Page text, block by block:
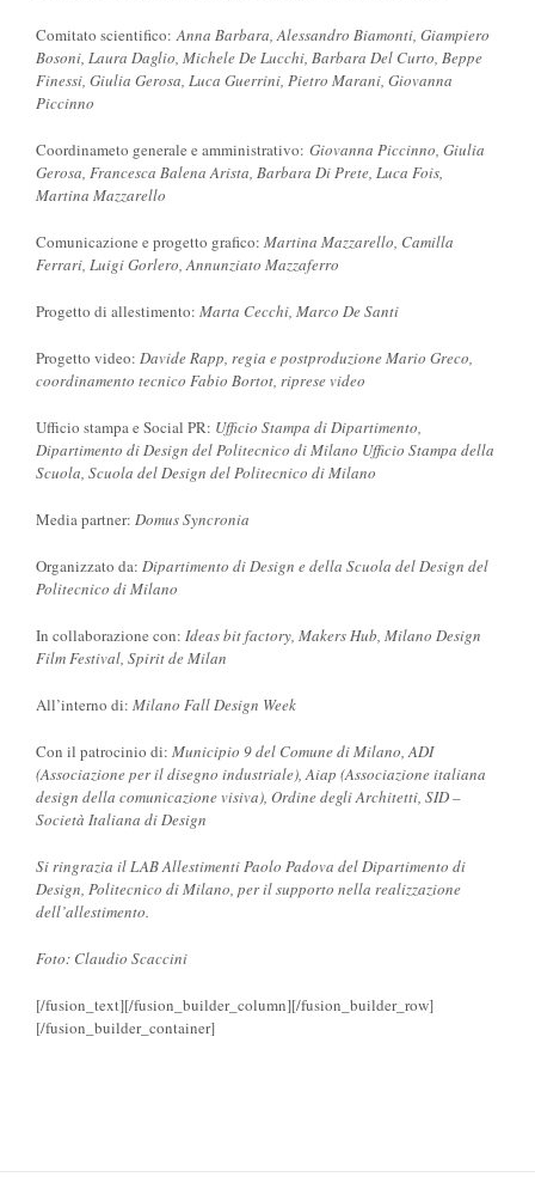
Comitato scientifico:Anna Barbara, Alessandro Biamonti, Giampiero
Bosoni, Laura Daglio, Michele De Lucchi, Barbara Del Curto, Beppe
Finessi, Giulia Gerosa, Luca Guerrini, Pietro Marani, Giovanna
Piccinno
Coordinameto generale e amministrativo: Giovanna Piccinno, Giulia
Gerosa, Francesca Balena Arista, Barbara Di Prete, Luca Fois,
Martina Mazzarello
Comunicazione e progetto grafico: Martina Mazzarello, Camilla
Ferrari, Luigi Gorlero, Annunziato Mazzaferro
Progetto di allestimento: Marta Cecchi, Marco De Santi
Progetto video: Davide Rapp, regia e postproduzione Mario Greco,
coordinamento tecnico Fabio Bortot, riprese video
Ufficio stampa e Social PR: Ufficio Stampa di Dipartimento,
Dipartimento di Design del Politecnico di Milano Ufficio Stampa della
Scuola, Scuola del Design del Politecnico di Milano
Media partner: Domus Syncronia
Organizzato da: Dipartimento di Design e della Scuola del Design del
Politecnico di Milano
In collaborazione con: Ideas bit factory, Makers Hub, Milano Design
Film Festival, Spirit de Milan
All’interno di: Milano Fall Design Week
Con il patrocinio di: Municipio 9 del Comune di Milano, ADI
(Associazione per il disegno industriale), Aiap (Associazione italiana
design della comunicazione visiva), Ordine degli Architetti, SID –
Società Italiana di Design
Si ringrazia il LAB Allestimenti Paolo Padova del Dipartimento di
Design, Politecnico di Milano, per il supporto nella realizzazione
dell’allestimento.
Foto: Claudio Scaccini
[/fusion_text][/fusion_builder_column][/fusion_builder_row]
[/fusion_builder_container]